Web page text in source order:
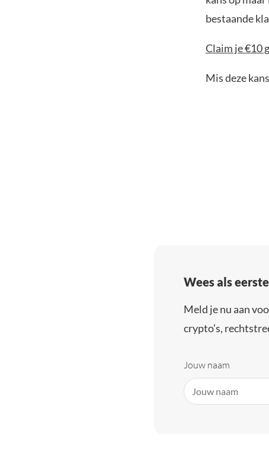
bestaande
Claim je €10
Mis deze
Wees als
Meld je nu aan
crypto’s,
Jouw naam